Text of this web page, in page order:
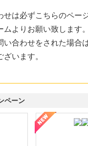
せは必ずこちらのペー
ムよりお願い致します
い合わせをされた場合
います。
ペーン